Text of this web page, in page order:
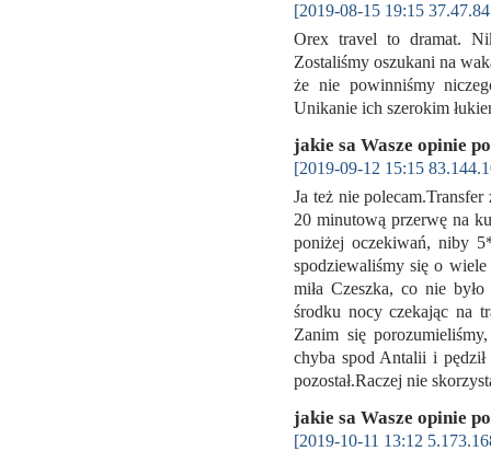
[2019-08-15 19:15
Orex travel to dramat.
Zostaliśmy oszukani na
że nie powinniśmy
Unikanie ich szerokim
jakie sa Wasze opinie
[2019-09-12 15:15
Ja też nie
20 minutową przerwę na
poniżej oczekiwań, niby
spodziewaliśmy się o wiele
miła Czeszka, co nie
środku nocy czekając na
Zanim się
chyba spod Antalii i
pozostał.Raczej nie
jakie sa Wasze opinie
[2019-10-11 13:12